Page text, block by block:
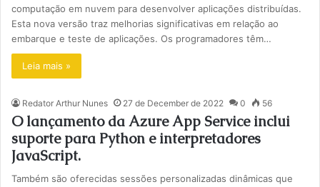
computação em nuvem para desenvolver aplicações distribuídas.
Esta nova versão traz melhorias significativas em relação ao
embarque e teste de aplicações. Os programadores têm…
Leia mais »
Redator Arthur Nunes 27 de December de 2022 0 56
O lançamento da Azure App Service inclui
suporte para Python e interpretadores
JavaScript.
Também são oferecidas sessões personalizadas dinâmicas que